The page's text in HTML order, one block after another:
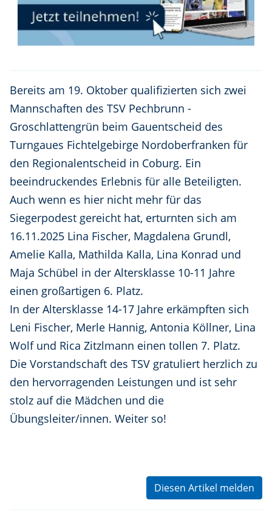
Bereits am 19. Oktober qualifizierten sich zwei
Mannschaften des TSV Pechbrunn -
Groschlattengrün beim Gauentscheid des
Turngaues Fichtelgebirge Nordoberfranken für
den Regionalentscheid in Coburg. Ein
beeindruckendes Erlebnis für alle Beteiligten.
Auch wenn es hier nicht mehr für das
Siegerpodest gereicht hat, erturnten sich am
16.11.2025 Lina Fischer, Magdalena Grundl,
Amelie Kalla, Mathilda Kalla, Lina Konrad und
Maja Schübel in der Altersklasse 10-11 Jahre
einen großartigen 6. Platz.
In der Altersklasse 14-17 Jahre erkämpften sich
Leni Fischer, Merle Hannig, Antonia Köllner, Lina
Wolf und Rica Zitzlmann einen tollen 7. Platz.
Die Vorstandschaft des TSV gratuliert herzlich zu
den hervorragenden Leistungen und ist sehr
stolz auf die Mädchen und die
Übungsleiter/innen. Weiter so!
Diesen Artikel melden